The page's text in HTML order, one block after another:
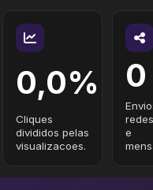
0,0%
Cliques
divididos pelas
visualizacoes.
0
e